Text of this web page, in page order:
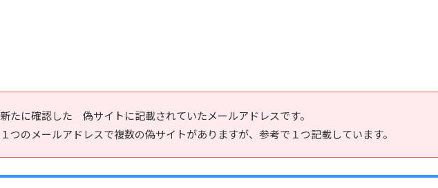
新たに確認した 偽サイトに記載されていたメールアドレスです。
１つのメールアドレスで複数の偽サイトがありますが、参考で１つ記載しています。